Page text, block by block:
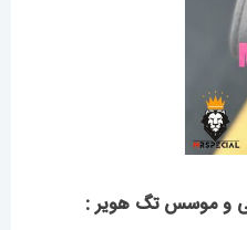
و موسس تگ هویر :